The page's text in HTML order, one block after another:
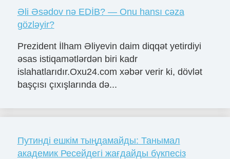
Əli Əsədov nə EDİB? — Onu hansı cəza
gözləyir?
Prezident İlham Əliyevin daim diqqət yetirdiyi
əsas istiqamətlərdən biri kadr
islahatlarıdır.Oxu24.com xəbər verir ki, dövlət
başçısı çıxışlarında də...
Путинді ешкім тыңдамайды: Танымал
академик Ресейдегі жағдайды бүкпесіз